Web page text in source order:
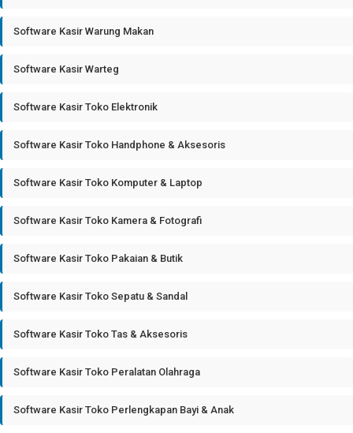
Software Kasir Warung Makan
Software Kasir Warteg
Software Kasir Toko Elektronik
Software Kasir Toko Handphone & Aksesoris
Software Kasir Toko Komputer & Laptop
Software Kasir Toko Kamera & Fotografi
Software Kasir Toko Pakaian & Butik
Software Kasir Toko Sepatu & Sandal
Software Kasir Toko Tas & Aksesoris
Software Kasir Toko Peralatan Olahraga
Software Kasir Toko Perlengkapan Bayi & Anak